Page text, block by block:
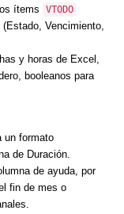
ítems VTODO
(Estado, Vencimiento,
y horas de Excel,
booleanos para
un formato
de Duración.
de ayuda, por
fin de mes o